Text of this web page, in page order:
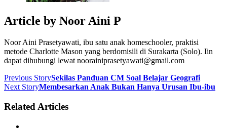
Article by Noor Aini P
Noor Aini Prasetyawati, ibu satu anak homeschooler, praktisi
metode Charlotte Mason yang berdomisili di Surakarta (Solo). Iin
dapat dihubungi lewat noorainiprasetyawati@gmail.com
Previous StorySekilas Panduan CM Soal Belajar Geografi
Next StoryMembesarkan Anak Bukan Hanya Urusan Ibu-ibu
Related Articles